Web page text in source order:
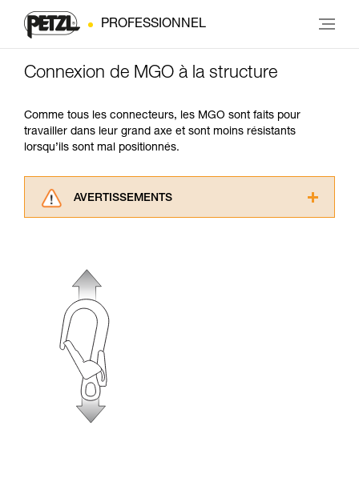
PROFESSIONNEL
Connexion de MGO à la structure
Comme tous les connecteurs, les MGO sont faits pour
travailler dans leur grand axe et sont moins résistants
lorsqu’ils sont mal positionnés.
AVERTISSEMENTS
informations de la notice technique pour
pouvoir comprendre ce complément
d’informations.
Maîtriser ces techniques nécessite une
formation et un entraînement spécifique. Validez
avec un professionnel votre capacité à refaire
la manipulation, seul, en toute sécurité, avant
de la reproduire en autonomie.
Nous donnons des exemples de techniques
liées à votre activité. Il peut en exister d’autres